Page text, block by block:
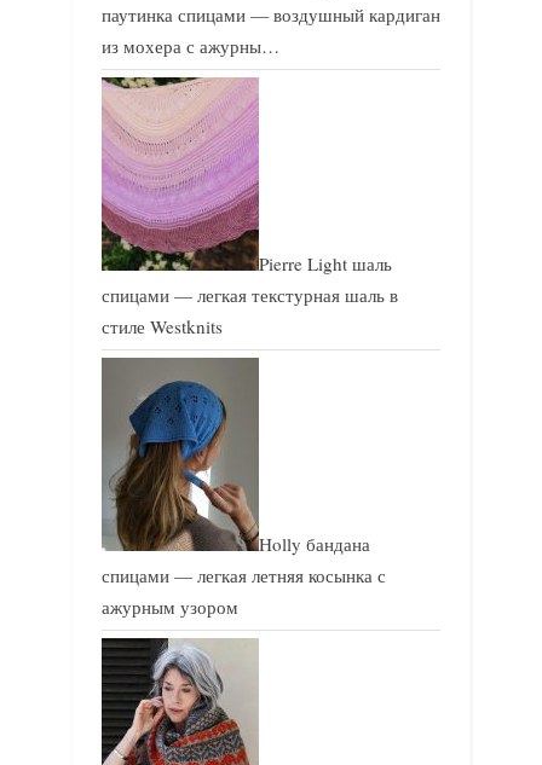
паутинка спицами — воздушный кардиган
из мохера с ажурны…
Pierre Light шаль
спицами — легкая текстурная шаль в
стиле Westknits
Holly бандана
спицами — легкая летняя косынка с
ажурным узором